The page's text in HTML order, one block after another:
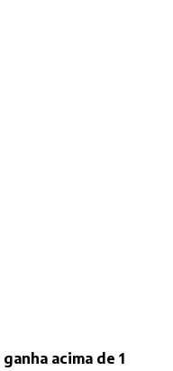
acima de 1